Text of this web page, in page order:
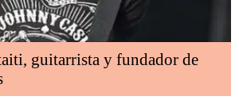
guitarrista y fundador de